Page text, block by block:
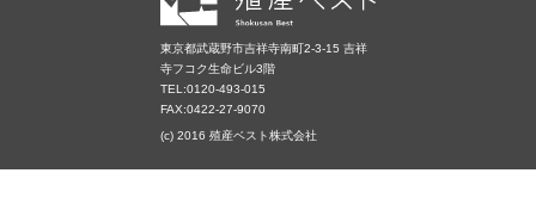
東京都武蔵野市吉祥寺南町2-3-15 吉祥
寺フコク生命ビル3階
TEL:0120-493-015
FAX:0422-27-9070
(c) 2016 殖産ベスト株式会社